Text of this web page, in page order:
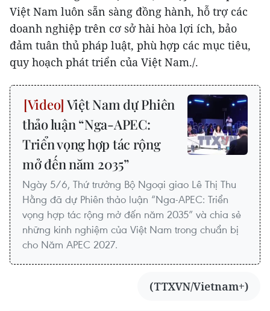
Việt Nam luôn sẵn sàng đồng hành, hỗ trợ các
doanh nghiệp trên cơ sở hài hòa lợi ích, bảo
đảm tuân thủ pháp luật, phù hợp các mục tiêu,
quy hoạch phát triển của Việt Nam./.
Việt Nam dự Phiên
thảo luận “Nga-APEC:
Triển vọng hợp tác rộng
mở đến năm 2035”
Ngày 5/6, Thứ trưởng Bộ Ngoại giao Lê Thị Thu
Hằng đã dự Phiên thảo luận “Nga-APEC: Triển
vọng hợp tác rộng mở đến năm 2035” và chia sẻ
những kinh nghiệm của Việt Nam trong chuẩn bị
cho Năm APEC 2027.
(TTXVN/Vietnam+)